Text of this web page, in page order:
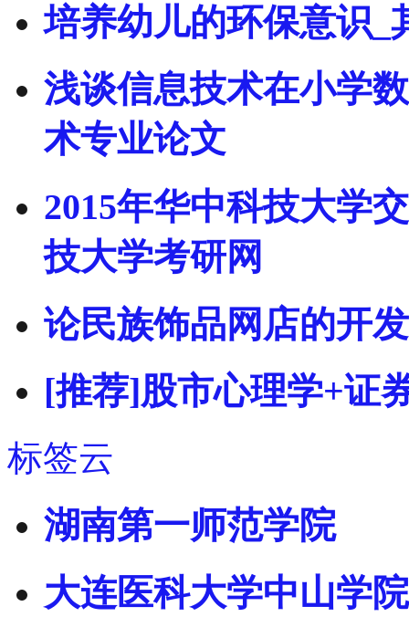
培养幼儿的环保意识_
浅谈信息技术在小学
术专业论文
2015年华中科技大学
技大学考研网
论民族饰品网店的开
[推荐]股市心理学+证
标签云
湖南第一师范学院
大连医科大学中山学院